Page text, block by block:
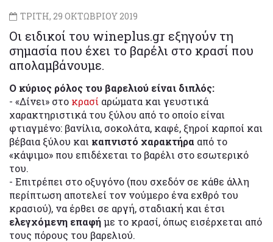
ΤΡΙΤΗ, 29 ΟΚΤΩΒΡΙΟΥ 2019
Οι ειδικοί του wineplus.gr εξηγούν τη
σημασία που έχει το βαρέλι στο κρασί που
απολαμβάνουμε.
Ο κύριος ρόλος του βαρελιού είναι διπλός:
- «Δίνει» στο κρασί αρώματα και γευστικά
χαρακτηριστικά του ξύλου από το οποίο είναι
φτιαγμένο: βανίλια, σοκολάτα, καφέ, ξηροί καρποί και
βέβαια ξύλου και καπνιστό χαρακτήρα από το
«κάψιμο» που επιδέχεται το βαρέλι στο εσωτερικό
του.
- Επιτρέπει στο οξυγόνο (που σχεδόν σε κάθε άλλη
περίπτωση αποτελεί τον νούμερο ένα εχθρό του
κρασιού), να έρθει σε αργή, σταδιακή και έτσι
ελεγχόμενη επαφήμε το κρασί, όπως εισέρχεται από
τους πόρους του βαρελιού.